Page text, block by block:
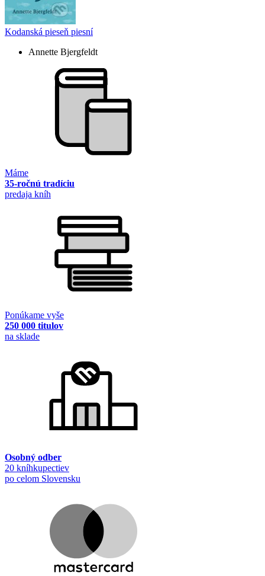
Kodanská pieseň piesní
Annette Bjergfeldt
Máme
35-ročnú tradíciu
predaja kníh
Ponúkame vyše
250 000 titulov
na sklade
Osobný odber
20 kníhkupectiev
po celom Slovensku